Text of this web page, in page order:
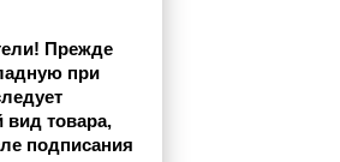
Прежде
при
вид товара,
подписания